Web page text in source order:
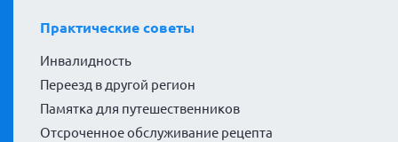
Практические советы
Инвалидность
Переезд в другой регион
Памятка для путешественников
Отсроченное обслуживание рецепта